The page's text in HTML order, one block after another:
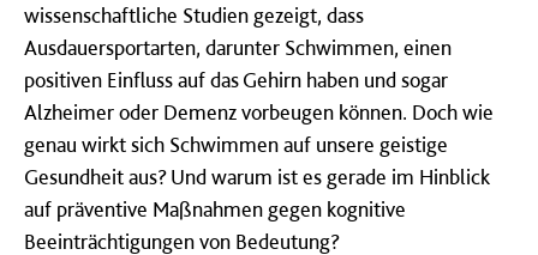
wissenschaftliche Studien gezeigt, dass
Ausdauersportarten, darunter Schwimmen, einen
positiven Einfluss auf das Gehirn haben und sogar
Alzheimer oder Demenz vorbeugen können. Doch wie
genau wirkt sich Schwimmen auf unsere geistige
Gesundheit aus? Und warum ist es gerade im Hinblick
auf präventive Maßnahmen gegen kognitive
Beeinträchtigungen von Bedeutung?